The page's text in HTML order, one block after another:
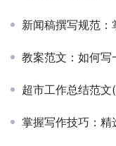
新闻稿撰写规范：掌握标准
教案范文：如何写一份优秀
超市工作总结范
掌握写作技巧：精选序言